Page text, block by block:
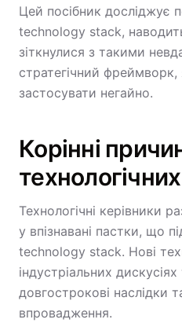
Цей посібник досліджує
technology stack,
зіткнулися з такими
стратегічний
застосувати негайно.
Корінні
Технологічні керівники
у впізнавані пастки, що
technology stack. Нові
індустріальних
довгострокові наслідки
впровадження.